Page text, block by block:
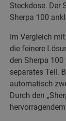
Steckdose. Der
Sherpa 100
Im Vergleich
die feinere
den Sherpa
separates Teil.
automatisch
Durch den
hervorragendem